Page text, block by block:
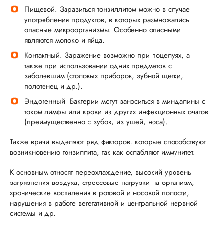
Пищевой. Заразиться тонзиллитом можно в случае
употребления продуктов, в которых размножались
опасные микроорганизмы. Особенно опасными
являются молоко и яйца.
Контактный. Заражение возможно при поцелуях, а
также при использовании одних предметов с
заболевшим (столовых приборов, зубной щетки,
полотенец и др.).
Эндогенный. Бактерии могут заноситься в миндалины с
током лимфы или крови из других инфекционных очагов
(преимущественно с зубов, из ушей, носа).
Также врачи выделяют ряд факторов, которые способствуют
возникновению тонзиллита, так как ослабляют иммунитет.
К основным относят переохлаждение, высокий уровень
загрязнения воздуха, стрессовые нагрузки на организм,
хронические воспаления в ротовой и носовой полости,
нарушения в работе вегетативной и центральной нервной
системы и др.